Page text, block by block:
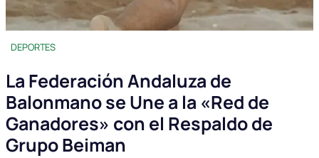
DEPORTES
La Federación Andaluza de
Balonmano se Une a la «Red de
Ganadores» con el Respaldo de
Grupo Beiman